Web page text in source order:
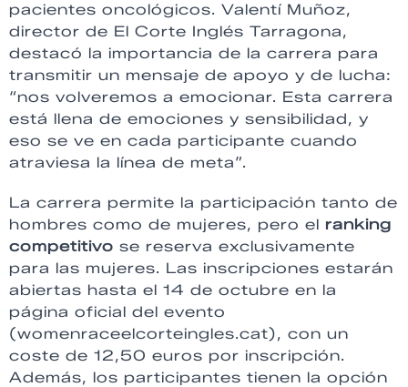
pacientes oncológicos. Valentí Muñoz,
director de El Corte Inglés Tarragona,
destacó la importancia de la carrera para
transmitir un mensaje de apoyo y de lucha:
“nos volveremos a emocionar. Esta carrera
está llena de emociones y sensibilidad, y
eso se ve en cada participante cuando
atraviesa la línea de meta”.
La carrera permite la participación tanto de
hombres como de mujeres, pero el ranking
competitivo se reserva exclusivamente
para las mujeres. Las inscripciones estarán
abiertas hasta el 14 de octubre en la
página oficial del evento
(womenraceelcorteingles.cat), con un
coste de 12,50 euros por inscripción.
Además, los participantes tienen la opción